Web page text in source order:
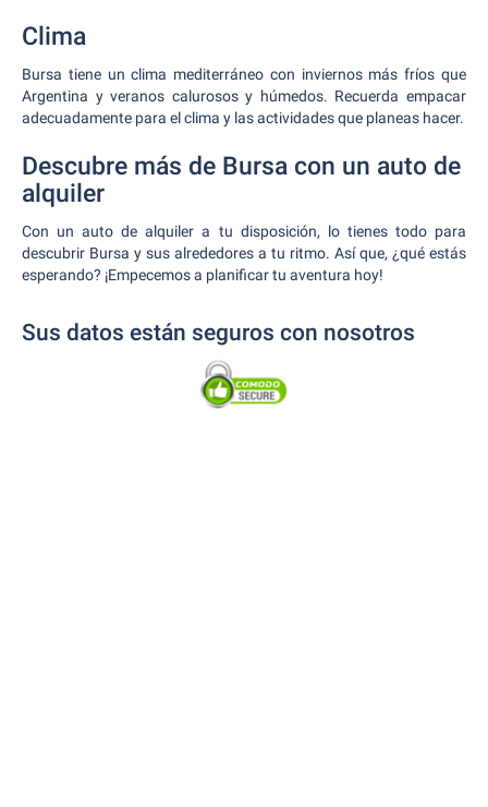
Clima
Bursa tiene un clima mediterráneo con inviernos más fríos que
Argentina y veranos calurosos y húmedos. Recuerda empacar
adecuadamente para el clima y las actividades que planeas hacer.
Descubre más de Bursa con un auto de
alquiler
Con un auto de alquiler a tu disposición, lo tienes todo para
descubrir Bursa y sus alrededores a tu ritmo. Así que, ¿qué estás
esperando? ¡Empecemos a planificar tu aventura hoy!
Sus datos están seguros con nosotros